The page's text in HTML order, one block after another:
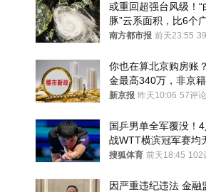
或重回超强台风级！“
豚”云系面积，比6个广
大！深圳官方：注意
南方都市报 前天23:55
你也在算北京购房账
金最高340万，非京籍
1年
新京报 昨天10:06 57评论
国乒男单全军覆没！4
战WTT横滨冠军赛均
八强
搜狐体育 前天18:45 102
因严重违纪违法 金融